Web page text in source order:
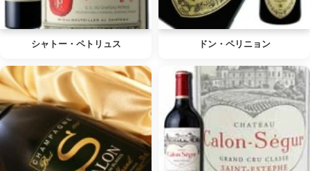
シャトー・ペトリュス ドン・ペリニョン